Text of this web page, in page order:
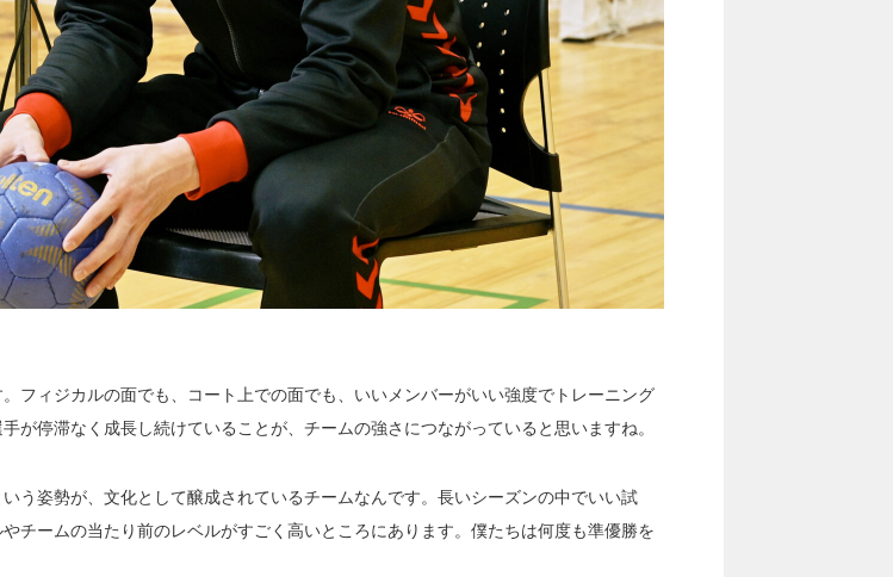
フィジカルの面でも、コート上での面でも、いいメンバーがいい強度でトレーニング
が停滞なく成長し続けていることが、チームの強さにつながっていると思いますね。
う姿勢が、文化として醸成されているチームなんです。長いシーズンの中でいい試
チームの当たり前のレベルがすごく高いところにあります。 僕たちは何度も準優勝を